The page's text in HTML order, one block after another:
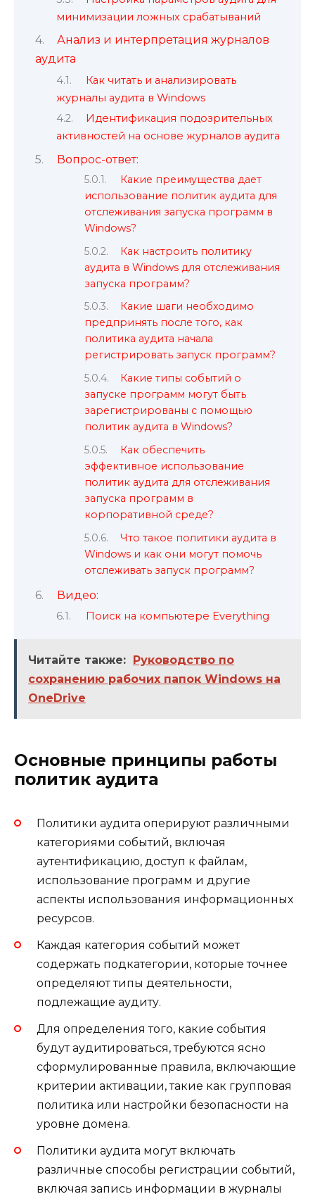
минимизации ложных срабатываний
Анализ и интерпретация журналов
аудита
Как читать и анализировать
журналы аудита в Windows
Идентификация подозрительных
активностей на основе журналов аудита
Вопрос-ответ:
Какие преимущества дает
использование политик аудита для
отслеживания запуска программ в
Windows?
Как настроить политику
аудита в Windows для отслеживания
запуска программ?
Какие шаги необходимо
предпринять после того, как
политика аудита начала
регистрировать запуск программ?
Какие типы событий о
запуске программ могут быть
зарегистрированы с помощью
политик аудита в Windows?
Как обеспечить
эффективное использование
политик аудита для отслеживания
запуска программ в
корпоративной среде?
Что такое политики аудита в
Windows и как они могут помочь
отслеживать запуск программ?
Видео:
Поиск на компьютере Everything
Читайте также: Руководство по
сохранению рабочих папок Windows на
OneDrive
Основные принципы работы
политик аудита
Политики аудита оперируют различными
категориями событий, включая
аутентификацию, доступ к файлам,
использование программ и другие
аспекты использования информационных
ресурсов.
Каждая категория событий может
содержать подкатегории, которые точнее
определяют типы деятельности,
подлежащие аудиту.
Для определения того, какие события
будут аудитироваться, требуются ясно
сформулированные правила, включающие
критерии активации, такие как групповая
политика или настройки безопасности на
уровне домена.
Политики аудита могут включать
различные способы регистрации событий,
включая запись информации в журналы